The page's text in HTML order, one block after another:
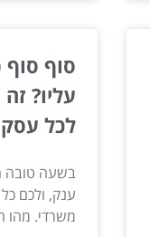
סוף
עליו?
לכל עסק
בשעה טובה
ענק, ולכם
משרדי. מהו